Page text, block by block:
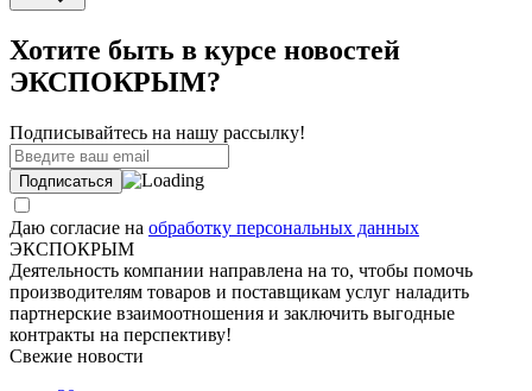
Хотите быть в курсе новостей
ЭКСПОКРЫМ?
Подписывайтесь на нашу рассылку!
Даю согласие на обработку персональных данных
ЭКСПОКРЫМ
Деятельность компании направлена на то, чтобы помочь
производителям товаров и поставщикам услуг наладить
партнерские взаимоотношения и заключить выгодные
контракты на перспективу!
Свежие новости